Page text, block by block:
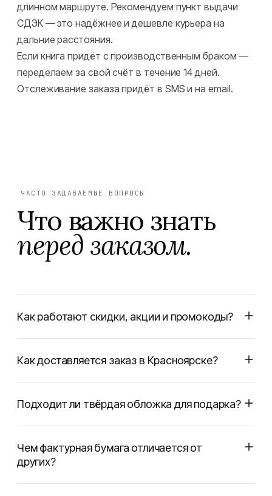
длинном маршруте. Рекомендуем пункт выдачи
СДЭК — это надёжнее и дешевле курьера на
дальние расстояния.
Если книга придёт с производственным браком —
переделаем за свой счёт в течение 14 дней.
Отслеживание заказа придёт в SMS и на email.
ЧАСТО ЗАДАВАЕМЫЕ ВОПРОСЫ
Что важно знать
перед заказом.
Как работают скидки, акции и промокоды?
Как доставляется заказ в Красноярске?
Подходит ли твёрдая обложка для подарка?
Чем фактурная бумага отличается от
других?